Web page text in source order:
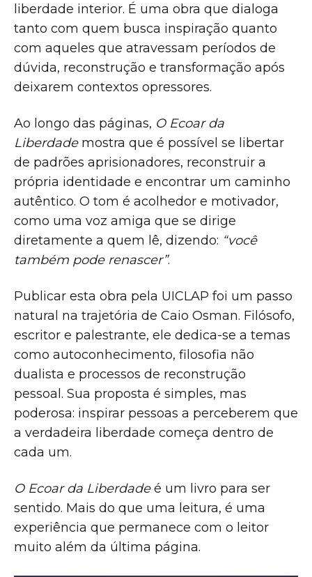
liberdade interior. É uma obra que dialoga
tanto com quem busca inspiração quanto
com aqueles que atravessam períodos de
dúvida, reconstrução e transformação após
deixarem contextos opressores.
Ao longo das páginas, O Ecoar da
Liberdademostra que é possível se libertar
de padrões aprisionadores, reconstruir a
própria identidade e encontrar um caminho
autêntico. O tom é acolhedor e motivador,
como uma voz amiga que se dirige
diretamente a quem lê, dizendo: “você
também pode renascer”.
Publicar esta obra pela UICLAP foi um passo
natural na trajetória de Caio Osman. Filósofo,
escritor e palestrante, ele dedica-se a temas
como autoconhecimento, filosofia não
dualista e processos de reconstrução
pessoal. Sua proposta é simples, mas
poderosa: inspirar pessoas a perceberem que
a verdadeira liberdade começa dentro de
cada um.
O Ecoar da Liberdadeé um livro para ser
sentido. Mais do que uma leitura, é uma
experiência que permanece com o leitor
muito além da última página.